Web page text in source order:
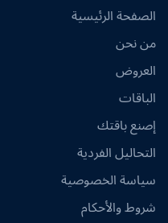
الصفحة الرئيسية
من نحن
العروض
الباقات
إصنع باقتك
التحاليل الفردية
سياسة الخصوصية
شروط والأحكام